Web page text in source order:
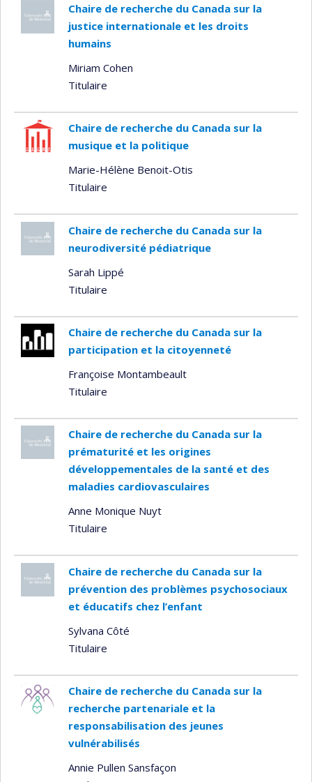
Chaire de recherche du Canada sur la
justice internationale et les droits
humains
Miriam Cohen
Titulaire
Chaire de recherche du Canada sur la
musique et la politique
Marie-Hélène Benoit-Otis
Titulaire
Chaire de recherche du Canada sur la
neurodiversité pédiatrique
Sarah Lippé
Titulaire
Chaire de recherche du Canada sur la
participation et la citoyenneté
Françoise Montambeault
Titulaire
Chaire de recherche du Canada sur la
prématurité et les origines
développementales de la santé et des
maladies cardiovasculaires
Anne Monique Nuyt
Titulaire
Chaire de recherche du Canada sur la
prévention des problèmes psychosociaux
et éducatifs chez l’enfant
Sylvana Côté
Titulaire
Chaire de recherche du Canada sur la
recherche partenariale et la
responsabilisation des jeunes
vulnérabilisés
Annie Pullen Sansfaçon